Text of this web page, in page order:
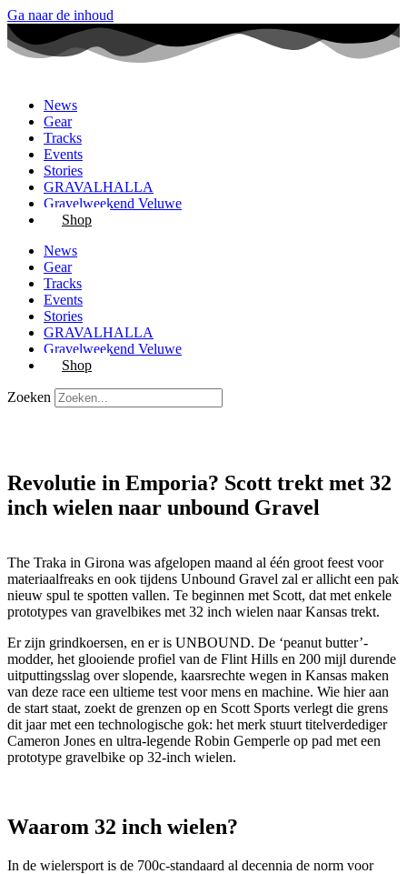
Ga naar de inhoud
News
Gear
Tracks
Events
Stories
GRAVALHALLA
Gravelweekend Veluwe
Shop
News
Gear
Tracks
Events
Stories
GRAVALHALLA
Gravelweekend Veluwe
Shop
Zoeken
Revolutie in Emporia? Scott trekt met 32
inch wielen naar unbound Gravel
The Traka in Girona was afgelopen maand al één groot feest voor
materiaalfreaks en ook tijdens Unbound Gravel zal er allicht een pak
nieuw spul te spotten vallen. Te beginnen met Scott, dat met enkele
prototypes van gravelbikes met 32 inch wielen naar Kansas trekt.
Er zijn grindkoersen, en er is UNBOUND. De ‘peanut butter’-
modder, het glooiende profiel van de Flint Hills en 200 mijl durende
uitputtingsslag over slopende, kaarsrechte wegen in Kansas maken
van deze race een ultieme test voor mens en machine. Wie hier aan
de start staat, zoekt de grenzen op en Scott Sports verlegt die grens
dit jaar met een technologische gok: het merk stuurt titelverdediger
Cameron Jones en ultra-legende Robin Gemperle op pad met een
prototype gravelbike op 32-inch wielen.
Waarom 32 inch wielen?
In de wielersport is de 700c-standaard al decennia de norm voor